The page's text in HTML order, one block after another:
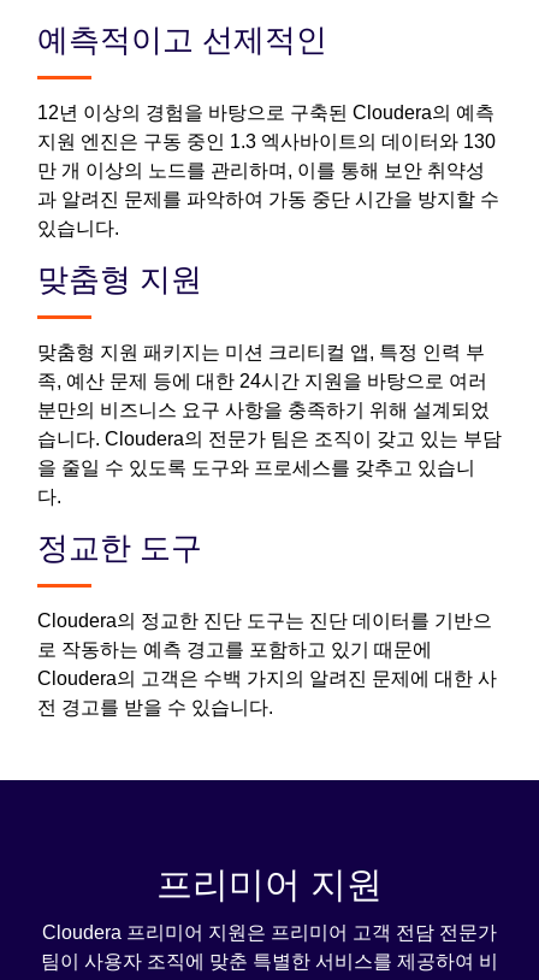
예측적이고 선제적인
12년 이상의 경험을 바탕으로 구축된 Cloudera의 예측
지원 엔진은 구동 중인 1.3 엑사바이트의 데이터와 130
만 개 이상의 노드를 관리하며, 이를 통해 보안 취약성
과 알려진 문제를 파악하여 가동 중단 시간을 방지할 수
있습니다.
맞춤형 지원
맞춤형 지원 패키지는 미션 크리티컬 앱, 특정 인력 부
족, 예산 문제 등에 대한 24시간 지원을 바탕으로 여러
분만의 비즈니스 요구 사항을 충족하기 위해 설계되었
습니다. Cloudera의 전문가 팀은 조직이 갖고 있는 부담
을 줄일 수 있도록 도구와 프로세스를 갖추고 있습니
다.
정교한 도구
Cloudera의 정교한 진단 도구는 진단 데이터를 기반으
로 작동하는 예측 경고를 포함하고 있기 때문에
Cloudera의 고객은 수백 가지의 알려진 문제에 대한 사
전 경고를 받을 수 있습니다.
프리미어 지원
Cloudera 프리미어 지원은 프리미어 고객 전담 전문가
팀이 사용자 조직에 맞춘 특별한 서비스를 제공하여 비